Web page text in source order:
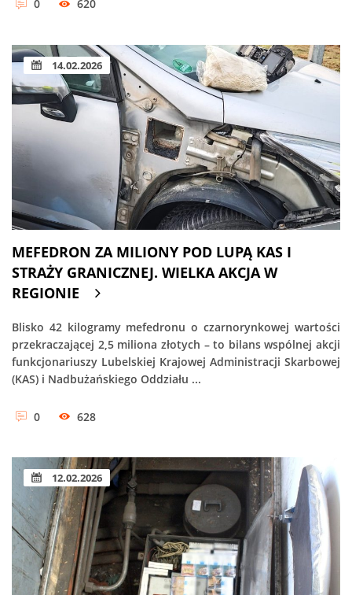
0 620
14.02.2026
MEFEDRON ZA MILIONY POD LUPĄ KAS I
STRAŻY GRANICZNEJ. WIELKA AKCJA W
REGIONIE
Blisko 42 kilogramy mefedronu o czarnorynkowej wartości
przekraczającej 2,5 miliona złotych – to bilans wspólnej akcji
funkcjonariuszy Lubelskiej Krajowej Administracji Skarbowej
(KAS) i Nadbużańskiego Oddziału ...
0 628
12.02.2026